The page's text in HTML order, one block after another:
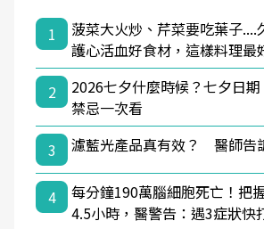
1
菠菜大火炒、芹菜要吃葉子....
護心活血好食材，這樣料理最
2
2026七夕什麼時候？七夕日
禁忌一次看
3
濾藍光產品真有效？ 醫師告
4
每分鐘190萬腦細胞死亡！把
4.5小時，醫警告：遇3症狀快